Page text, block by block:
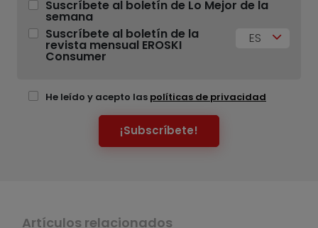
Suscríbete al boletín de Lo Mejor de la
semana
Suscríbete al boletín de la
revista mensual EROSKI
Consumer
ES
He leído y acepto las políticas de privacidad
¡Subscríbete!
Artículos relacionados